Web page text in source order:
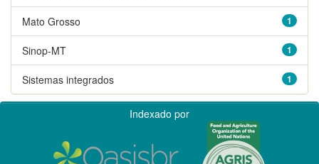
1
Mato Grosso
1
Sinop-MT
1
Sistemas integrados
Indexado por